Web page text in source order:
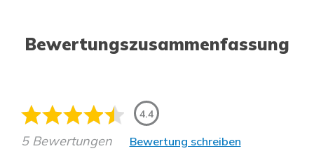
Bewertungszusammenfassung
4.4
5 Bewertungen Bewertung schreiben